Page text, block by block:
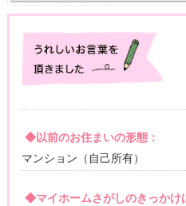
◆以前のお住まいの形態：
マンション（自己所有）
◆マイホームさがしのきっかけ